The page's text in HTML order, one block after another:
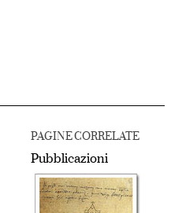
PAGINE CORRELATE
Pubblicazioni